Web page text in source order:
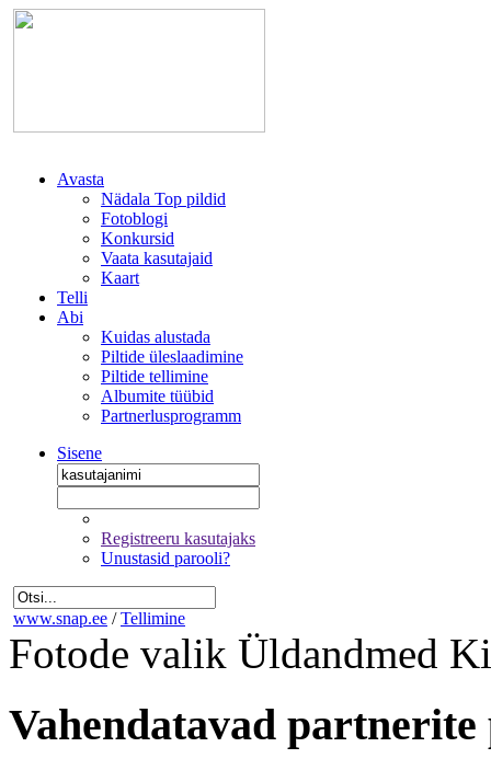
Avasta
Nädala Top pildid
Fotoblogi
Konkursid
Vaata kasutajaid
Kaart
Telli
Abi
Kuidas alustada
Piltide üleslaadimine
Piltide tellimine
Albumite tüübid
Partnerlusprogramm
Sisene
Registreeru kasutajaks
Unustasid parooli?
www.snap.ee / Tellimine
Fotode valik Üldandmed
Vahendatavad